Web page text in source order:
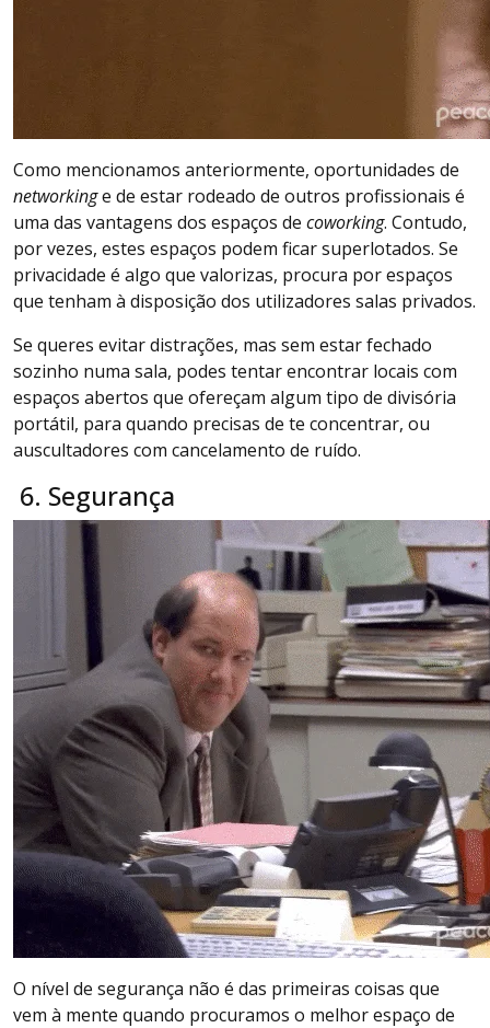
Como mencionamos anteriormente, oportunidades de
networkinge de estar rodeado de outros profissionais é
uma das vantagens dos espaços de coworking. Contudo,
por vezes, estes espaços podem ficar superlotados. Se
privacidade é algo que valorizas, procura por espaços
que tenham à disposição dos utilizadores salas privados.
Se queres evitar distrações, mas sem estar fechado
sozinho numa sala, podes tentar encontrar locais com
espaços abertos que ofereçam algum tipo de divisória
portátil, para quando precisas de te concentrar, ou
auscultadores com cancelamento de ruído.
6. Segurança
O nível de segurança não é das primeiras coisas que
vem à mente quando procuramos o melhor espaço de